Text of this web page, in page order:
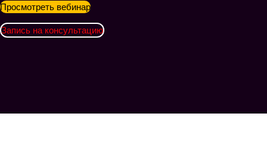
Просмотреть вебинар
Запись на консультацию